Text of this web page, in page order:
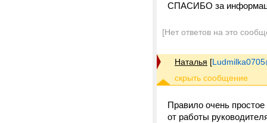
СПАСИБО за
[Нет ответов на это
Наталья [
Правило очень
от работы